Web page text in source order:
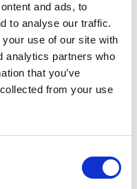
and ads, to
to analyse our traffic.
use of our site with
analytics partners who
that you’ve
from your use
boligareal som skal
omfatter bl.a.
af installationer,
og døre, renovering af
af lofter. Ved
nye belægninger,